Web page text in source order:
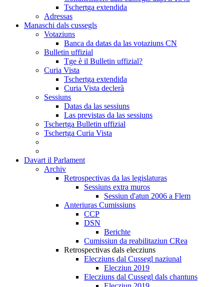
Tschertga extendida
Adressas
Manaschi dals cussegls
Votaziuns
Banca da datas da las votaziuns CN
Bulletin uffizial
Tge è il Bulletin uffizial?
Curia Vista
Tschertga extendida
Curia Vista declerà
Sessiuns
Datas da las sessiuns
Las previstas da las sessiuns
Tschertga Bulletin uffizial
Tschertga Curia Vista
Davart il Parlament
Archiv
Retrospectivas da las legislaturas
Sessiuns extra muros
Sessiun d'atun 2006 a Flem
Anteriuras Cumissiuns
CCP
DSN
Berichte
Cumissiun da reabilitaziun CRea
Retrospectivas dals elecziuns
Elecziuns dal Cussegl naziunal
Elecziun 2019
Elecziuns dal Cussegl dals chantuns